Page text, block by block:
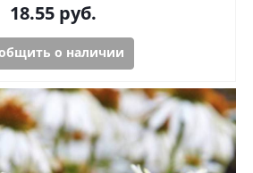
18.55руб.
о наличии